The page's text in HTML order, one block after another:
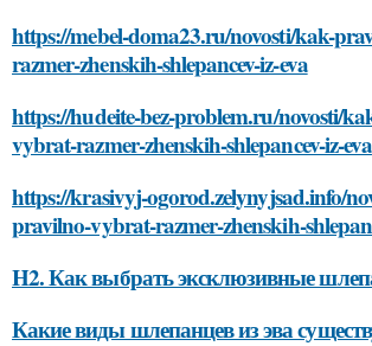
https://mebel-doma23.ru/novosti/kak-
razmer-zhenskih-shlepancev-iz-eva
https://hudeite-bez-problem.ru/novosti/
vybrat-razmer-zhenskih-shlepancev-iz-eva
https://krasivyj-ogorod.zelynyjsad.info/
pravilno-vybrat-razmer-zhenskih-
H2. Как выбрать эксклюзивные
Какие виды шлепанцев из эва